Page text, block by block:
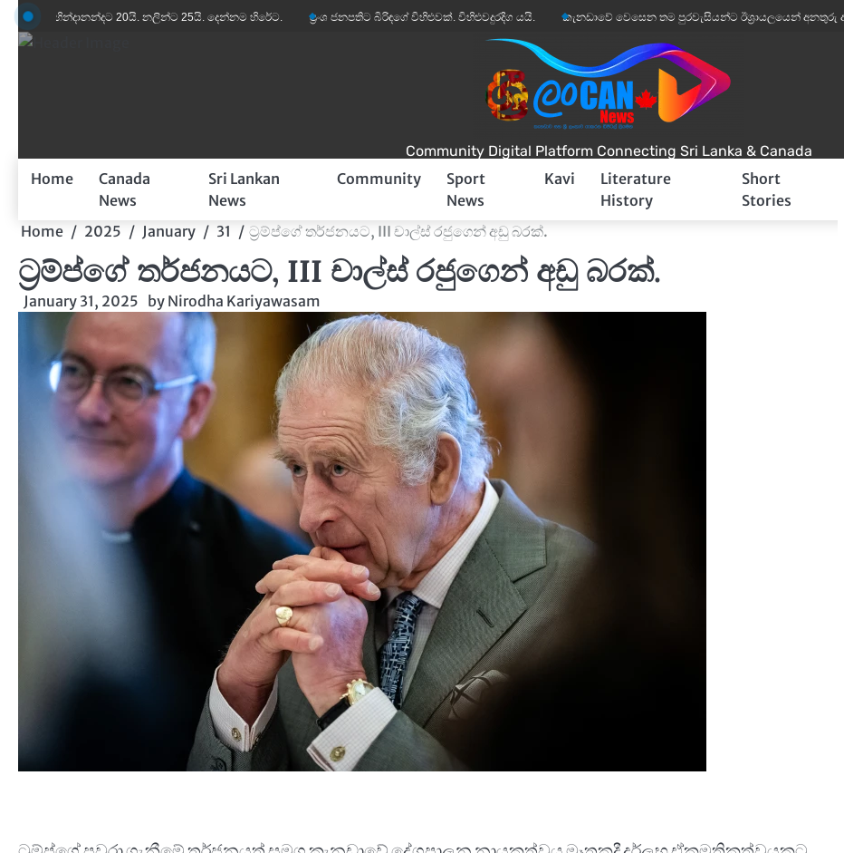
Skip
to
20යි. නලින්ට 25යි. දෙන්නම හිරේට. ප්‍රංශ ජනපතිට බිරිඳගේ විහිළුවක්. විහිළුවදුරදිග යයි. කැනඩාවේ වෙසෙන තම පුරවැසියන්ට ඊශ්‍රායලයෙන් අනතුරු අඟවීමක්.
Community Digital Platform Connecting Sri Lanka & Canada
Home
Canada
News
Sri Lankan
News
Community
Sport
News
Kavi
Literature
History
Short
Stories
Home 2025 January 31 ට්‍රම්ප්ගේ තර්ජනයට, III චාල්ස් රජුගෙන් අඩු බරක්.
ට්‍රම්ප්ගේ තර්ජනයට, III චාල්ස් රජුගෙන් අඩු බරක්.
January 31, 2025 by Nirodha Kariyawasam